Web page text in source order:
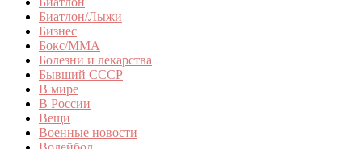
Биатлон/Лыжи
Бизнес
Бокс/MMA
Болезни и лекарства
Бывший СССР
В мире
В России
Вещи
Военные новости